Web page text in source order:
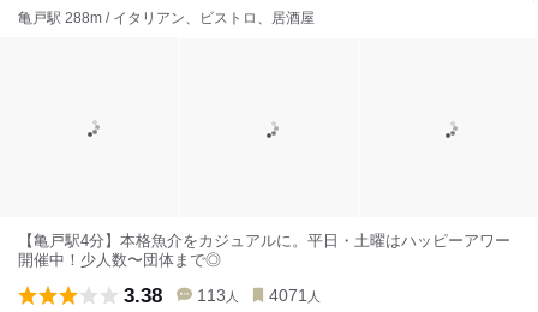
亀戸駅 288m / イタリアン、ビストロ、居酒屋
【亀戸駅4分】本格魚介をカジュアルに。平日・土曜はハッピーアワー
開催中！少人数〜団体まで◎
3.38 113 人 4071 人